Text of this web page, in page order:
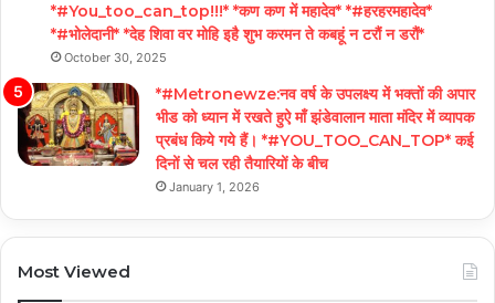
*#You_too_can_top!!!* *कण कण में महादेव* *#हरहरमहादेव*
*#भोलेदानी* *देह शिवा वर मोहि इहै शुभ करमन ते कबहूं न टरौं न डरौं*
October 30, 2025
*#Metronewze:नव वर्ष के उपलक्ष्य में भक्तों की अपार
भीड को ध्यान में रखते हुऐ माँ झंडेवालान माता मंदिर में व्यापक
प्रबंध किये गये हैं। *#YOU_TOO_CAN_TOP* कई
दिनों से चल रही तैयारियों के बीच
January 1, 2026
Most Viewed